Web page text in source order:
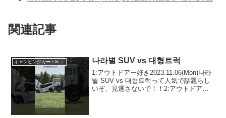
関連記事
キャンピングカー・SUV人気車種 나라별 SUV vs 대형트럭
1:アウトドアー好き2023.11.06(Mon)나라
별 SUV vs 대형트럭って人気で話題らし
いぞ、見逃さないで！！2:アウトドアー